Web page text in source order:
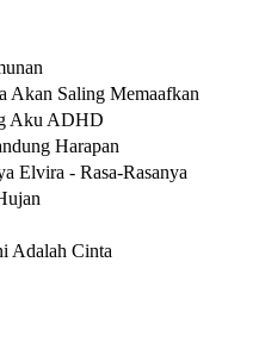
Akan Saling Memaafkan
Aku ADHD
Harapan
Elvira - Rasa-Rasanya
Adalah Cinta